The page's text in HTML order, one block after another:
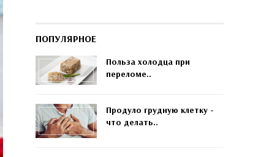
ПОПУЛЯРНОЕ
Польза холодца при
переломе..
Продуло грудную клетку -
что делать..